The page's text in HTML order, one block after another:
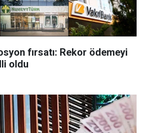
fırsatı: Rekor ödemeyi
oldu